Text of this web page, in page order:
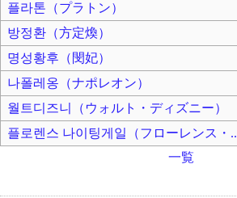
플라톤（プラトン）
방정환（方定煥）
명성황후（閔妃）
나폴레옹（ナポレオン）
월트디즈니（ウォルト・ディズニー）
플로렌스 나이팅게일（フローレンス・..
一覧